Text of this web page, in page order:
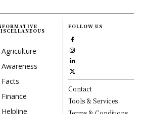
Agriculture
Awareness
Facts
Finance
Helpline
FOLLOW US
Contact
Tools & Services